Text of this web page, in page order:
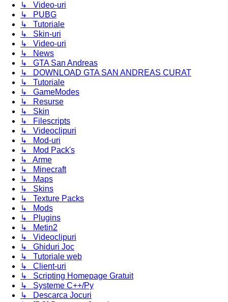
↳ Video-uri
↳ PUBG
↳ Tutoriale
↳ Skin-uri
↳ Video-uri
↳ News
↳ GTA San Andreas
↳ DOWNLOAD GTA SAN ANDREAS CURAT
↳ Tutoriale
↳ GameModes
↳ Resurse
↳ Skin
↳ Filescripts
↳ Videoclipuri
↳ Mod-uri
↳ Mod Pack's
↳ Arme
↳ Minecraft
↳ Maps
↳ Skins
↳ Texture Packs
↳ Mods
↳ Plugins
↳ Metin2
↳ Videoclipuri
↳ Ghiduri Joc
↳ Tutoriale web
↳ Client-uri
↳ Scripting Homepage Gratuit
↳ Systeme C++/Py
↳ Descarca Jocuri